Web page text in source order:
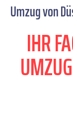
Umzug von
IHR